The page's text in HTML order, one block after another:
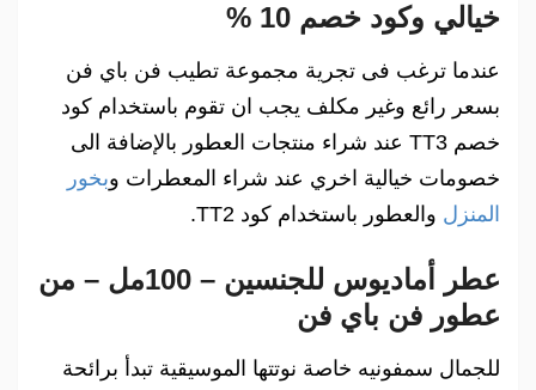
خيالي وكود خصم 10 %
عندما ترغب فى تجرية مجموعة تطيب فن باي فن
بسعر رائع وغير مكلف يجب ان تقوم باستخدام كود
خصم TT3 عند شراء منتجات العطور بالإضافة الى
خصومات خيالية اخري عند شراء المعطرات وبخور
المنزل والعطور باستخدام كود TT2.
عطر أماديوس للجنسين – 100مل – من
عطور فن باي فن
للجمال سمفونيه خاصة نوتتها الموسيقية تبدأ برائحة